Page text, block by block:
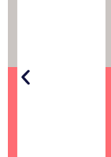
de la
via des